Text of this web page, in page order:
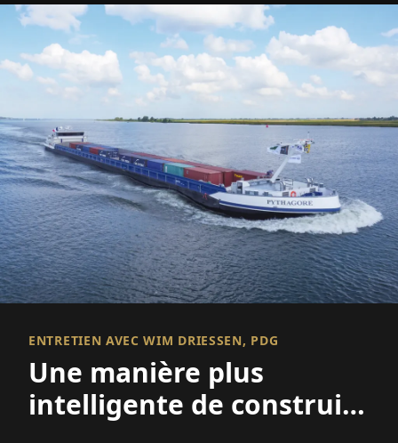
ENTRETIEN AVEC WIM DRIESSEN, PDG
Une manière plus
intelligente de construire